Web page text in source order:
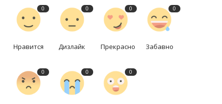
0
Нравится
0
Дизлайк
0
Прекрасно
0
Забавно
0 0 0